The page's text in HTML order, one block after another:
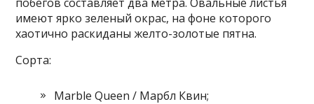
имеют ярко зеленый окрас, на фоне которого
хаотично раскиданы желто-золотые пятна.
Сорта:
Marble Queen / Марбл Квин;